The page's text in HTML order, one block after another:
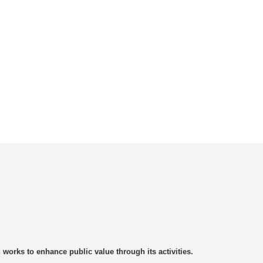
to enhance public value through its activities.